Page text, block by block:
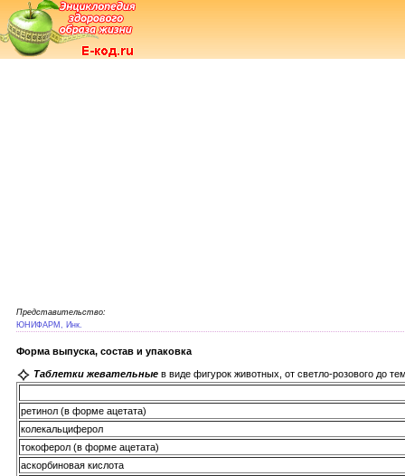
Представительство:
ЮНИФАРМ, Инк.
Форма выпуска, состав и упаковка
Таблетки жевательные в виде фигурок животных, от светло-розового до
ретинол (в форме ацетата)
колекальциферол
токоферол (в форме ацетата)
аскорбиновая кислота